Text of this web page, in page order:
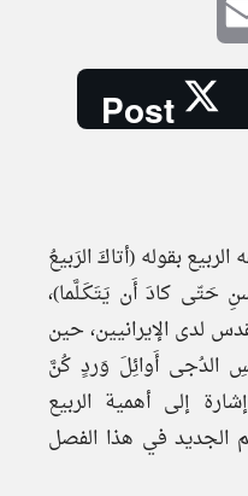
Post
بقوله (أتاكَ الرَبيعُ
حَتّى كادَ أَن يَتَكَـلَّما)،
لدى الإيرانيين، حين
الدُجى أَوائِلَ وَردٍ كُنَّ
إلى أهمية الربيع
الجديد في هذا الفصل